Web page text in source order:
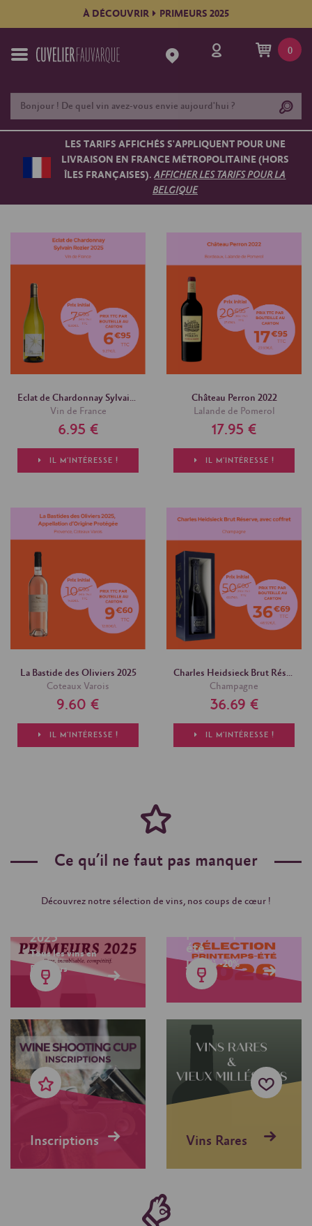
À DÉCOUVRIR PRIMEURS 2025
0
LES TARIFS AFFICHÉS S'APPLIQUENT POUR UNE
LIVRAISON EN FRANCE MÉTROPOLITAINE (HORS
ÎLES FRANÇAISES).AFFICHER LES TARIFS POUR LA
BELGIQUE
Eclat de Chardonnay Sylvain Rozier 2025
Vin de France
6.95 €
IL M'INTÉRESSE !
Château Perron 2022
Lalande de Pomerol
17.95 €
IL M'INTÉRESSE !
La Bastide des Oliviers 2025
Coteaux Varois
9.60 €
IL M'INTÉRESSE !
Charles Heidsieck Brut Réserve, avec coffret
Champagne
36.69 €
IL M'INTÉRESSE !
Ce qu’il ne faut pas manquer
Découvrez notre sélection de vins, nos coups de cœur !
Inscriptions Vins Rares
Découvrez
2025
Tous les vins en
Primeurs
Toute la
été
Jusqu'à -20%